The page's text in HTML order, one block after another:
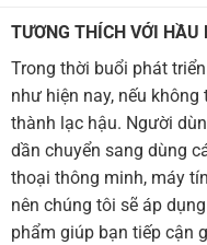
TƯƠNG THÍCH VỚI
Trong thời buổi phát
như hiện nay, nếu
thành lạc hậu. Người
dần chuyển sang dùng
thoại thông minh, máy
nên chúng tôi sẽ áp
phẩm giúp bạn tiếp cận